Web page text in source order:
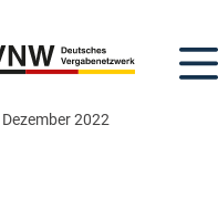
Dezember 2022